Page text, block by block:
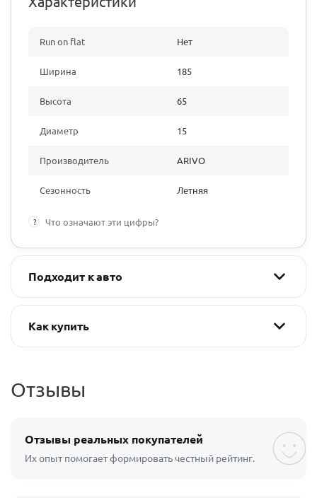
Run on flat Нет
Ширина 185
Высота 65
Диаметр 15
Производитель ARIVO
Сезонность Летняя
? Что означают эти цифры?
Подходит к авто
Как купить
Отзывы
Отзывы реальных покупателей
Их опыт помогает формировать честный рейтинг.